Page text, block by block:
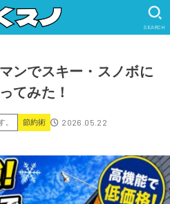
SEARCH
ンでスキー・スノボに
てみた！
。 節約術
2026.05.22